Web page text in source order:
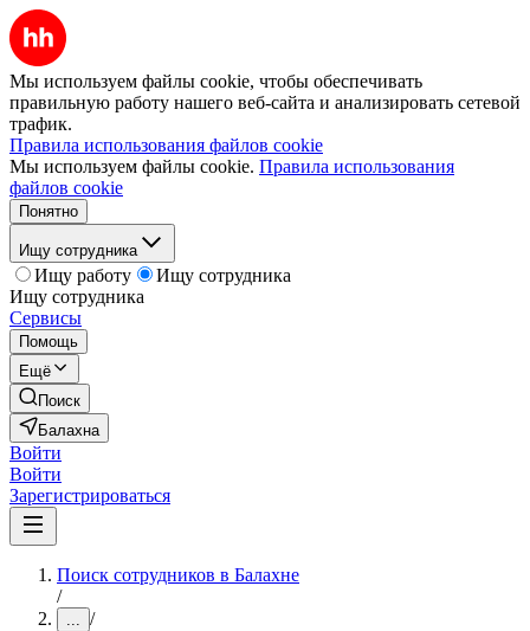
Мы используем файлы cookie, чтобы обеспечивать
правильную работу нашего веб-сайта и анализировать сетевой
трафик.
Правила использования файлов cookie
Мы используем файлы cookie. Правила использования
файлов cookie
Понятно
Ищу сотрудника
Ищу работу
Ищу сотрудника
Ищу сотрудника
Сервисы
Помощь
Ещё
Поиск
Балахна
Войти
Войти
Зарегистрироваться
Поиск сотрудников в Балахне
/
... /